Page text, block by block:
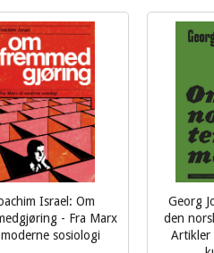
Israel: Om
- Fra Marx
sosiologi
Georg
den
Artikler